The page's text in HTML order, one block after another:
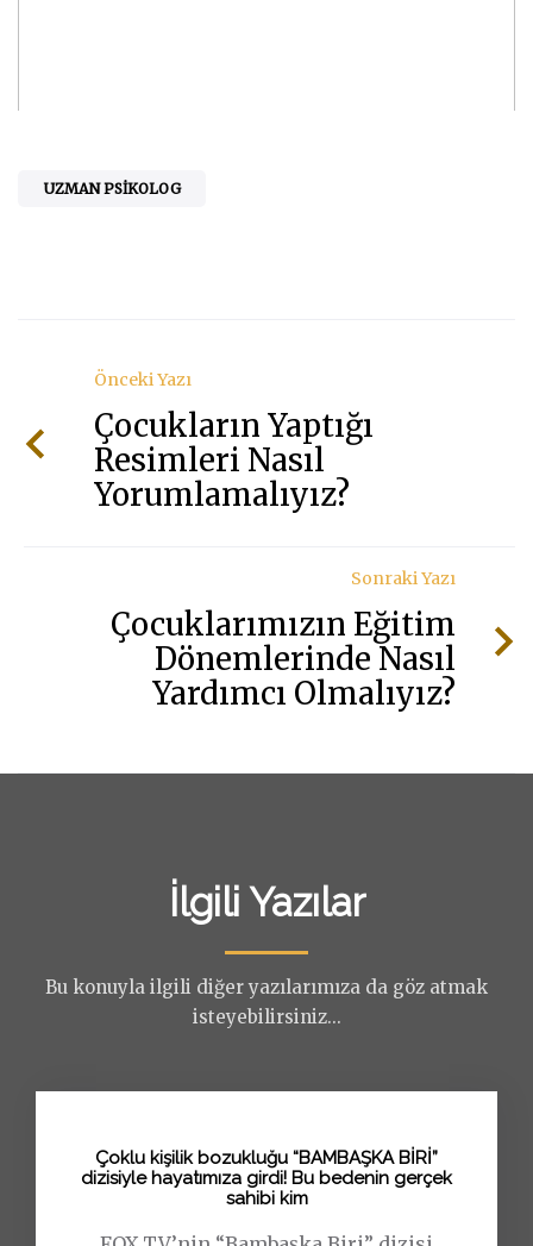
UZMAN PSIKOLOG
Önceki Yazı
Çocukların Yaptığı
Resimleri Nasıl
Yorumlamalıyız?
Sonraki Yazı
Çocuklarımızın Eğitim
Dönemlerinde Nasıl
Yardımcı Olmalıyız?
İlgili Yazılar
Bu konuyla ilgili diğer yazılarımıza da göz atmak
isteyebilirsiniz...
Çoklu kişilik bozukluğu “BAMBAŞKA BİRİ”
dizisiyle hayatımıza girdi! Bu bedenin gerçek
sahibi kim